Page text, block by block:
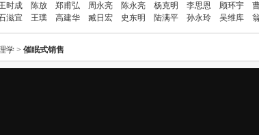
时成 陈放 郑甫弘 周永亮 陈永亮 杨克明 李思恩 顾环宇
滋宜 王璞 高建华 臧日宏 史东明 陆满平 孙永玲 吴维库
学 > 催眠式销售